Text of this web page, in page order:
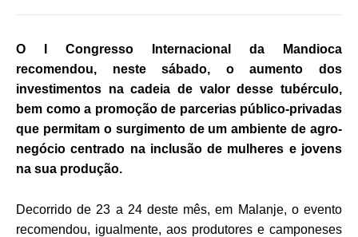
O I Congresso Internacional da Mandioca
recomendou, neste sábado, o aumento dos
investimentos na cadeia de valor desse tubérculo,
bem como a promoção de parcerias público-privadas
que permitam o surgimento de um ambiente de agro-
negócio centrado na inclusão de mulheres e jovens
na sua produção.
Decorrido de 23 a 24 deste mês, em Malanje, o evento
recomendou, igualmente, aos produtores e camponeses